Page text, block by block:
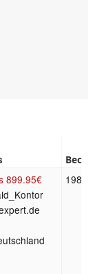
Вес
899.95€
198 г